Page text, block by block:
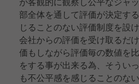
部全体を通して評価が決定す
じることのない評価制度を設け
会社からの評価を受け取るだ
価もしながら評価毎の数値を
をする事が出来る為、そうい
も不公平感を感じることのな